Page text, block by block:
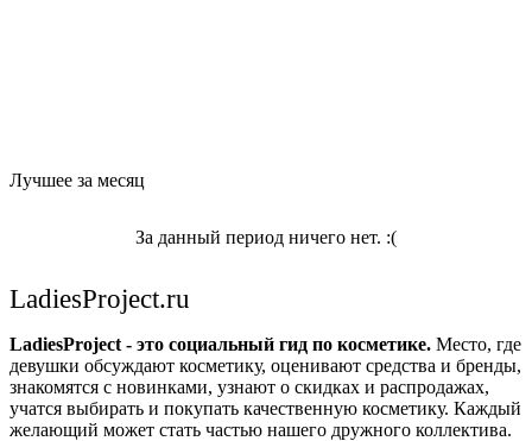
Лучшее за месяц
За данный период ничего нет. :(
LadiesProject.ru
LadiesProject - это социальный гид по косметике. Место, где
девушки обсуждают косметику, оценивают средства и бренды,
знакомятся с новинками, узнают о скидках и распродажах,
учатся выбирать и покупать качественную косметику. Каждый
желающий может стать частью нашего дружного коллектива.